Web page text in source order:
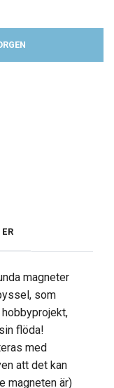
magneter
som
flöda!
med
att det kan
magneten är)